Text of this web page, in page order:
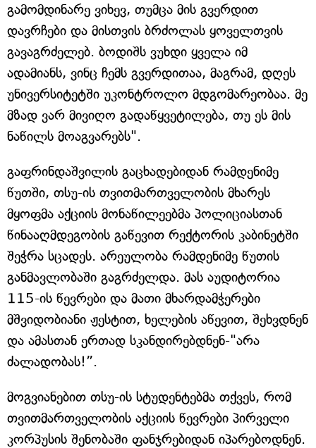
გამომდინარე ვიხევ, თუმცა მის გვერდით
დავრჩები და მისთვის ბრძოლას ყოველთვის
გავაგრძელებ. ბოდიშს ვუხდი ყველა იმ
ადამიანს, ვინც ჩემს გვერდითაა, მაგრამ, დღეს
უნივერსიტეტში უკონტროლო მდგომარეობაა. მე
მზად ვარ მივიღო გადაწყვეტილება, თუ ეს მის
ნაწილს მოაგვარებს".
გაფრინდაშვილის გაცხადებიდან რამდენიმე
წუთში, თსუ-ის თვითმართველობის მხარეს
მყოფმა აქციის მონაწილეებმა პოლიციასთან
წინააღმდეგობის გაწევით რექტორის კაბინეტში
შეჭრა სცადეს. არეულობა რამდენიმე წუთის
განმავლობაში გაგრძელდა. მას აუდიტორია
115-ის წევრები და მათი მხარდამჭერები
მშვიდობიანი ჟესტით, ხელების აწევით, შეხვდნენ
და ამასთან ერთად სკანდირებდნენ-"არა
ძალადობას!”.
მოგვიანებით თსუ-ის სტუდენტებმა თქვეს, რომ
თვითმართველობის აქციის წევრები პირველი
კორპუსის შენობაში ფანჯრებიდან იპარებოდნენ.